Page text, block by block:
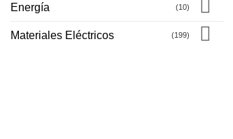
Energía (10)
Materiales Eléctricos (199)